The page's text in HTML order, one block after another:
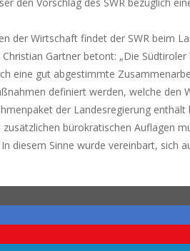
der Wirtschaft findet der SWR beim
Christian Gartner betont: „Die
eine gut abgestimmte
definiert werden, welche den
der Landesregierung
bürokratischen Auflagen
diesem Sinne wurde vereinbart, sich